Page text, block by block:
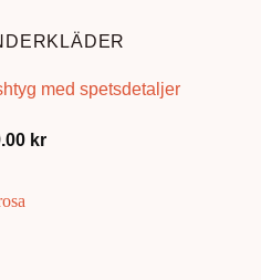
med spetsdetaljer
kr